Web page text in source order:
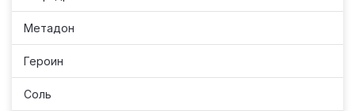
Метадон
Героин
Соль